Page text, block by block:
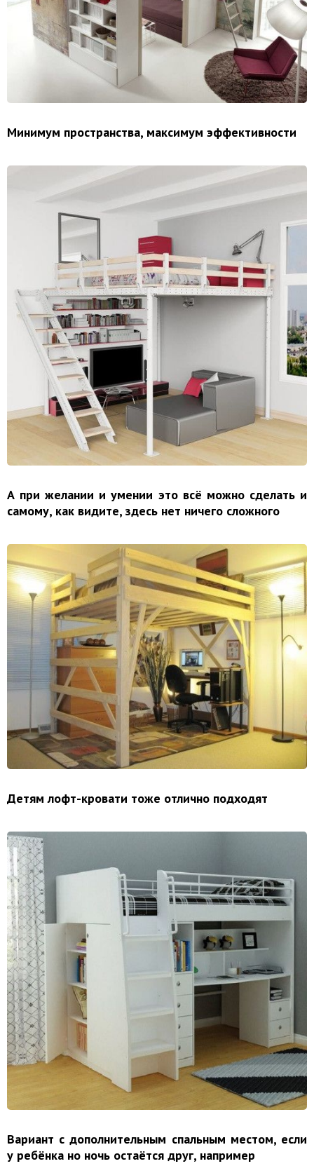
Минимум пространства, максимум эффективности
А при желании и умении это всё можно сделать и
самому, как видите, здесь нет ничего сложного
Детям лофт-кровати тоже отлично подходят
Вариант с дополнительным спальным местом, если
у ребёнка но ночь остаётся друг, например